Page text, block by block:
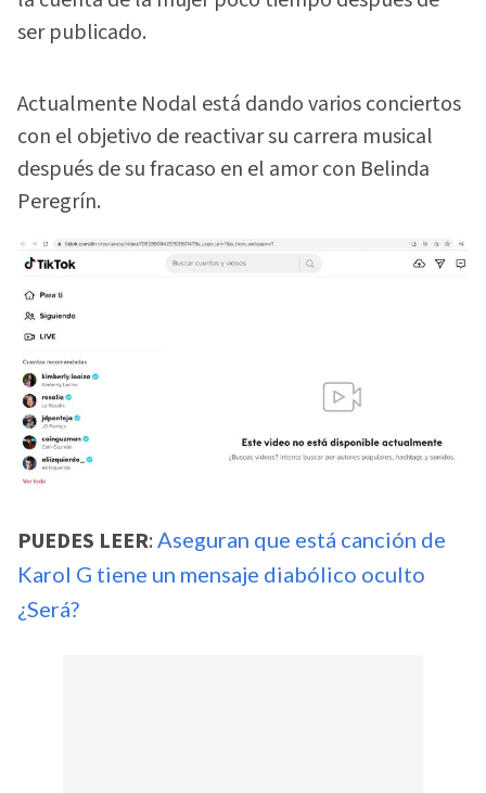
ser publicado.
Actualmente Nodal está dando varios conciertos
con el objetivo de reactivar su carrera musical
después de su fracaso en el amor con Belinda
Peregrín.
PUEDES LEER: Aseguran que está canción de
Karol G tiene un mensaje diabólico oculto
¿Será?